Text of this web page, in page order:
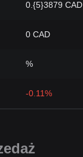
0.{5}3879 CAD
0 CAD
%
-0.11%